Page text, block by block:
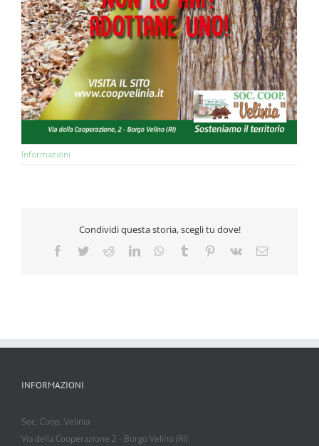
Informazioni
Condividi questa storia, scegli tu dove!
Facebook
TwitterRedditLinkedInWhatsApp
Tumblr Pinterest
Vk Email
INFORMAZIONI
Soc. Coop. Velinia
Via della Cooperazione 2 - Borgo Velino (RI)